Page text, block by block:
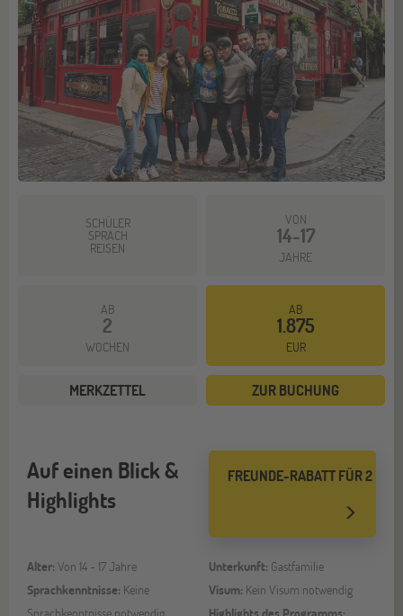
SCHÜLER
SPRACH
REISEN
VON
14-17
JAHRE
AB
2
WOCHEN
AB
1.875
EUR
MERKZETTEL ZUR BUCHUNG
FREUNDE-RABATT FÜR 2
Auf einen Blick &
Highlights
Alter: Von 14 - 17 Jahre
Sprachkenntnisse: Keine
Sprachkenntnisse notwendig
Unterkunft: Gastfamilie
Visum: Kein Visum notwendig
Highlights des Programms: